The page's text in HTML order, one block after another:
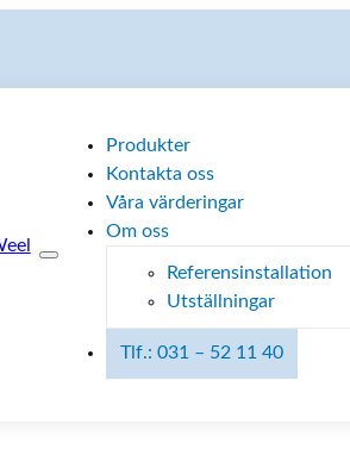
Produkter
Kontakta oss
Våra värderingar
Om oss
Referensinstallation
Utställningar
Tlf.: 031 – 52 11 40